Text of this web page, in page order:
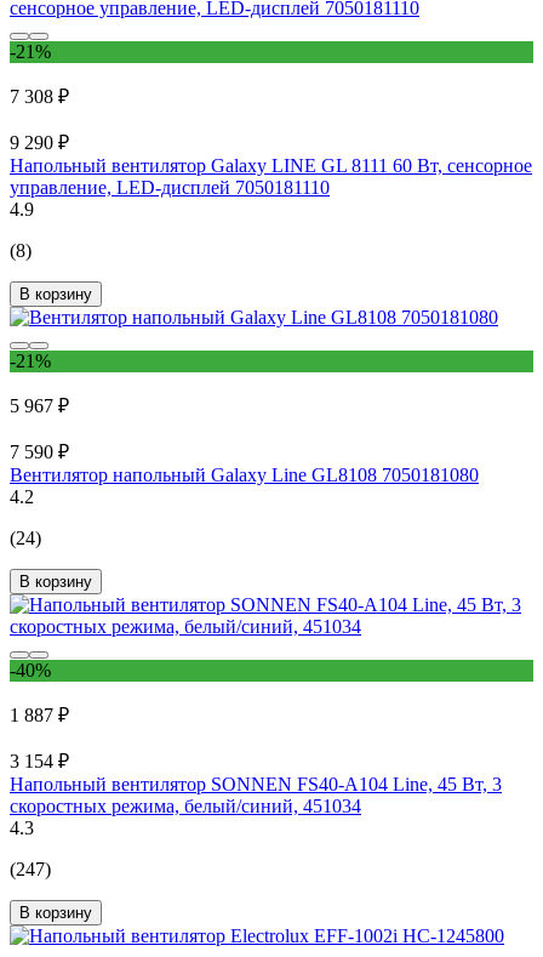
-21%
7 308 ₽
9 290 ₽
Напольный вентилятор Galaxy LINE GL 8111 60 Вт, сенсорное
управление, LED-дисплей 7050181110
4.9
(8)
В корзину
-21%
5 967 ₽
7 590 ₽
Вентилятор напольный Galaxy Line GL8108 7050181080
4.2
(24)
В корзину
-40%
1 887 ₽
3 154 ₽
Напольный вентилятор SONNEN FS40-A104 Line, 45 Вт, 3
скоростных режима, белый/синий, 451034
4.3
(247)
В корзину